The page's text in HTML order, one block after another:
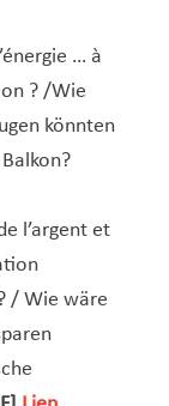
… à
? /Wie
könnten
l’argent et
/ Wie wäre